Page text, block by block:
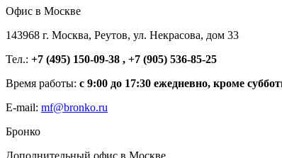
Офис в Москве
143968 г. Москва, Реутов, ул. Некрасова, дом 33
Тел.: +7 (495) 150-09-38 , +7 (905) 536-85-25
Время работы: с 9:00 до 17:30 ежедневно, кроме
E-mail: mf@bronko.ru
Бронко
Дополнительный офис в Москве